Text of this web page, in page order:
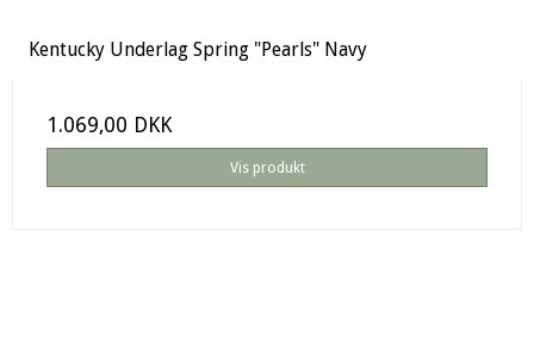
Kentucky Underlag Spring "Pearls" Navy
1.069,00 DKK
Vis produkt